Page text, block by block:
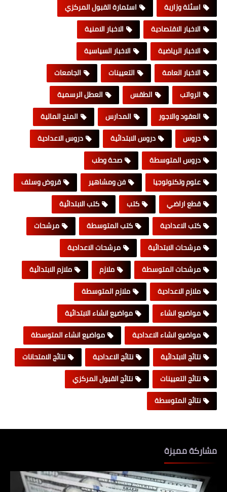
اسئلة وزارية
استمارة القبول المركزي
الاخبار الاقتصادية
الاخبار الامنية
الاخبار الرياضية
الاخبار السياسية
الاخبار العامة
التعيينات
الجامعات
الرواتب
الطقس
العطل الرسمية
العقود والاجور
المدارس
المنح المالية
دروس
دروس الابتدائية
دروس الاعدادية
دروس المتوسطة
صحة وطب
علوم وتكنولوجيا
فن ومشاهير
قروض وسلف
قطع اراضي
كتب
كتب الابتدائية
كتب الاعدادية
كتب المتوسطة
مرشحات
مرشحات الابتدائية
مرشحات الاعدادية
مرشحات المتوسطة
ملازم
ملازم الابتدائية
ملازم الاعدادية
ملازم المتوسطة
مواضيع انشاء
مواضيع انشاء الابتدائية
مواضيع انشاء الاعدادية
مواضيع انشاء المتوسطة
نتائج الابتدائية
نتائج الاعدادية
نتائج الامتحانات
نتائج التعيينات
نتائج القبول المركزي
نتائج المتوسطة
مشاركة مميزة